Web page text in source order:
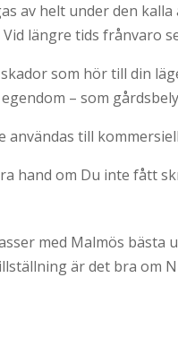
av helt under den
längre tids frånvaro
som hör till din
– som
användas till
hand om Du inte fått
med Malmös bästa
är det bra om